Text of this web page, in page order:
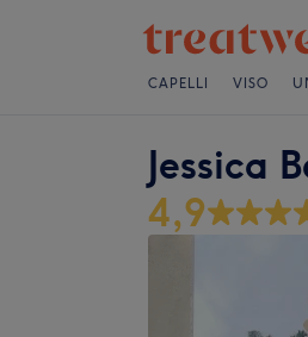
CAPELLI VISO
Jessica
4,9